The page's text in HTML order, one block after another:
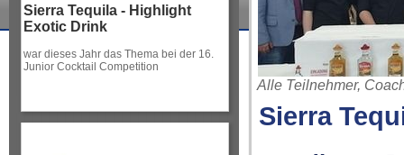
Sierra Tequila - Highlight
Exotic Drink
war dieses Jahr das Thema bei der 16.
Junior Cocktail Competition
Alle Teilnehmer,
Sierra